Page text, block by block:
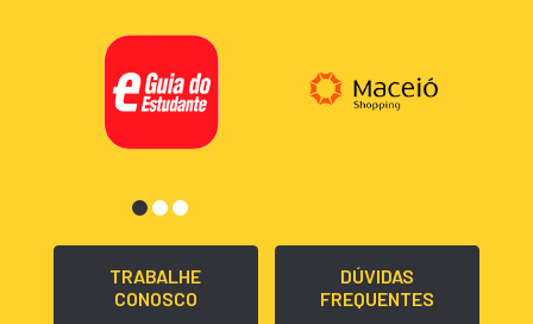
TRABALHE
CONOSCO
DÚVIDAS
FREQUENTES